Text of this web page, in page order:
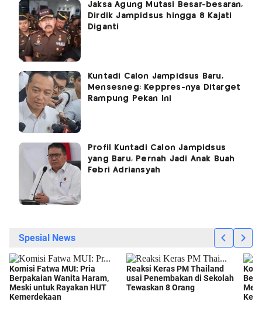
Jaksa Agung Mutasi Besar-besaran,
Dirdik Jampidsus hingga 8 Kajati
Diganti
Kuntadi Calon Jampidsus Baru,
Mensesneg: Keppres-nya Ditarget
Rampung Pekan Ini
Profil Kuntadi Calon Jampidsus
yang Baru, Pernah Jadi Anak Buah
Febri Adriansyah